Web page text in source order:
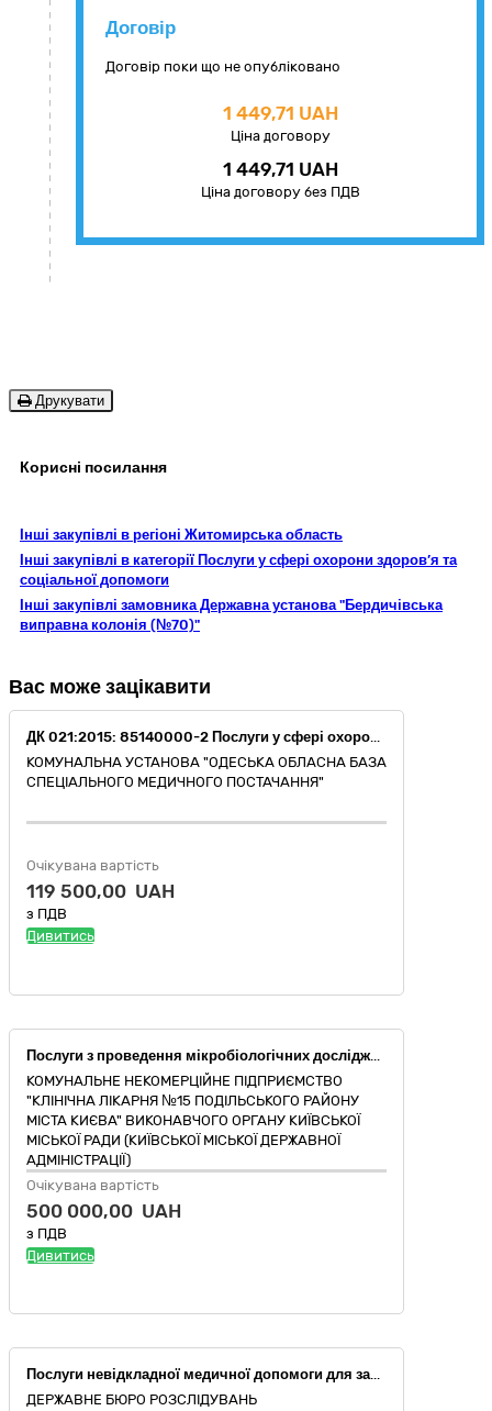
Договір
Договір поки що не опубліковано
1 449,71 UAH
Ціна договору
1 449,71 UAH
Ціна договору без ПДВ
Друкувати
Корисні посилання
Інші закупівлі в регіоні Житомирська область
Інші закупівлі в категорії Послуги у сфері охорони здоров’я та
соціальної допомоги
Інші закупівлі замовника Державна установа "Бердичівська
виправна колонія (№70)"
Вас може зацікавити
ДК 021:2015: 85140000-2 Послуги у сфері охорони здоров’я різні (85145000-7 Послуги медичних лабораторій)
КОМУНАЛЬНА УСТАНОВА "ОДЕСЬКА ОБЛАСНА БАЗА
СПЕЦІАЛЬНОГО МЕДИЧНОГО ПОСТАЧАННЯ"
Очікувана вартість
119 500,00 UAH
з ПДВ
Дивитись
Послуги з проведення мікробіологічних досліджень за ДК 021:2015 – 85140000-2 Послуги у сфері охорони здоров'я різні
КОМУНАЛЬНЕ НЕКОМЕРЦІЙНЕ ПІДПРИЄМСТВО
"КЛІНІЧНА ЛІКАРНЯ №15 ПОДІЛЬСЬКОГО РАЙОНУ
МІСТА КИЄВА" ВИКОНАВЧОГО ОРГАНУ КИЇВСЬКОЇ
МІСЬКОЇ РАДИ (КИЇВСЬКОЇ МІСЬКОЇ ДЕРЖАВНОЇ
АДМІНІСТРАЦІЇ)
Очікувана вартість
500 000,00 UAH
з ПДВ
Дивитись
Послуги невідкладної медичної допомоги для забезпечення масових заходів (ДК 021:2015 – 85140000-2 Послуги у сфері охорони здоров’я різні)
ДЕРЖАВНЕ БЮРО РОЗСЛІДУВАНЬ